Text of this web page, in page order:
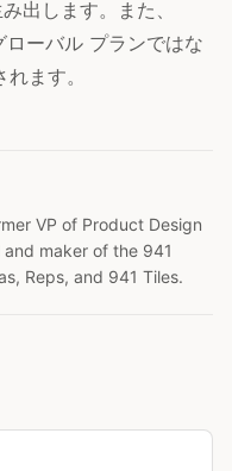
出します。また、
ローバル プランではな
ます。
VP of Product Design
maker of the 941
Reps, and 941 Tiles.